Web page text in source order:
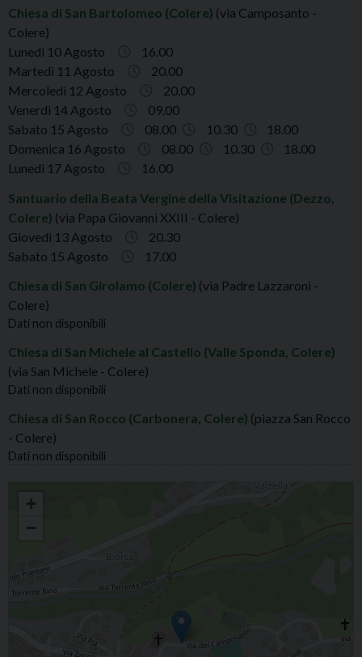
Chiesa di San Bartolomeo (Colere) (via Camposanto -
Colere)
Lunedì 10 Agosto
16.00
Martedì 11 Agosto
20.00
Mercoledì 12 Agosto
20.00
Venerdì 14 Agosto
09.00
Sabato 15 Agosto
08.00 10.30
18.00
Domenica 16 Agosto
08.00 10.30
18.00
Lunedì 17 Agosto
16.00
Santuario della Beata Vergine della Visitazione (Dezzo,
Colere) (via Papa Giovanni XXIII - Colere)
Giovedì 13 Agosto
20.30
Sabato 15 Agosto
17.00
Chiesa di San Girolamo (Colere) (via Padre Lazzaroni -
Colere)
Dati non disponibili
Chiesa di San Michele al Castello (Valle Sponda, Colere)
(via San Michele - Colere)
Dati non disponibili
Chiesa di San Rocco (Carbonera, Colere) (piazza San Rocco
- Colere)
Dati non disponibili
+
−